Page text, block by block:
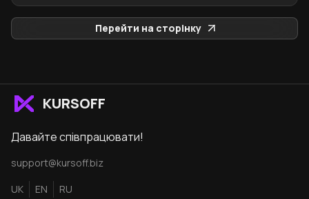
Перейти на сторінку
KURSOFF
Давайте співпрацювати!
support@kursoff.biz
UK
EN RU